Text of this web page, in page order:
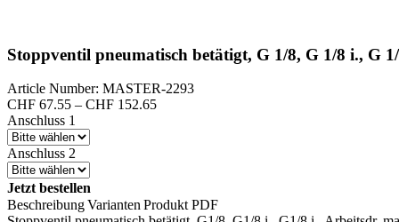
Stoppventil pneumatisch betätigt, G 1/8, G 1/8 i., G
Article Number: MASTER-2293
CHF 67.55 – CHF 152.65Preisspanne:
Anschluss 1
Anschluss 2
Jetzt bestellen
BeschreibungVarianten Produkt PDF